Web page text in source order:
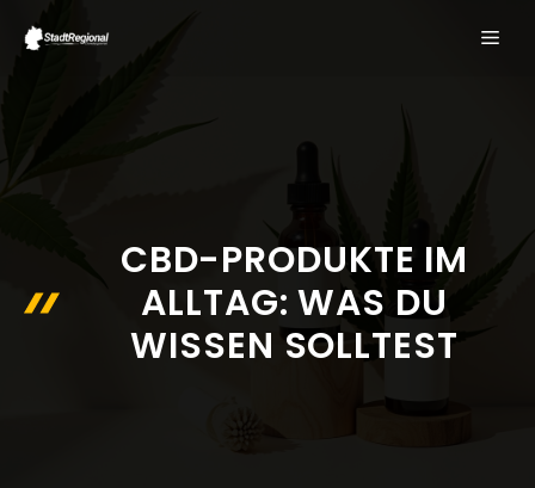
Inhalt
CBD-PRODUKTE IM
ALLTAG: WAS DU
WISSEN SOLLTEST